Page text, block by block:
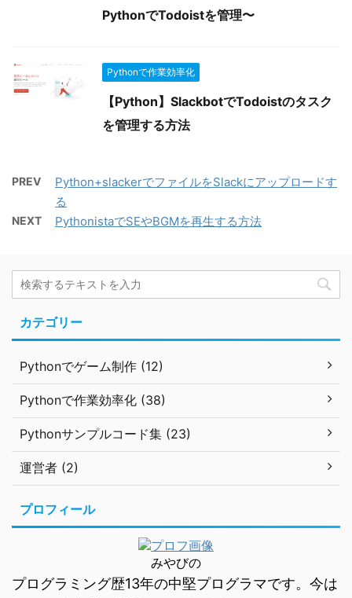
PythonでTodoistを管理〜
Pythonで作業効率化
【Python】SlackbotでTodoistのタスク
を管理する方法
PREV
Python+slackerでファイルをSlackにアップロードす
る
NEXT PythonistaでSEやBGMを再生する方法
カテゴリー
Pythonでゲーム制作 (12)
Pythonで作業効率化 (38)
Pythonサンプルコード集 (23)
運営者 (2)
プロフィール
みやびの
プログラミング歴13年の中堅プログラマです。今は